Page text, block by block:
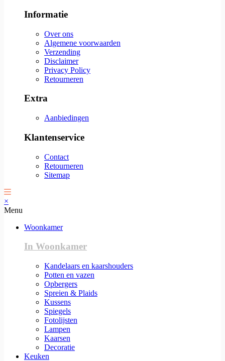
Informatie
Over ons
Algemene voorwaarden
Verzending
Disclaimer
Privacy Policy
Retourneren
Extra
Aanbiedingen
Klantenservice
Contact
Retourneren
Sitemap
×
Menu
Woonkamer
In Woonkamer
Kandelaars en kaarshouders
Potten en vazen
Opbergers
Spreien & Plaids
Kussens
Spiegels
Fotolijsten
Lampen
Kaarsen
Decoratie
Keuken